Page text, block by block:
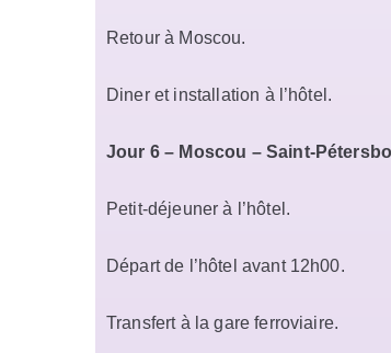
Retour à Moscou.
Diner et installation à l’hôtel.
Jour 6 – Moscou – Saint-
Petit-déjeuner à l’hôtel.
Départ de l’hôtel avant 12h00.
Transfert à la gare ferroviaire.